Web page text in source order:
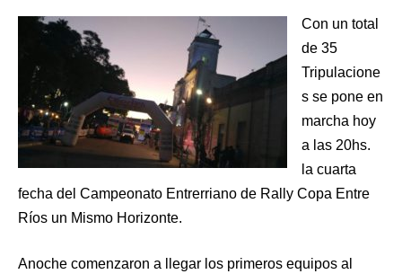
Con un total
de 35
Tripulacione
s se pone en
marcha hoy
a las 20hs.
la cuarta
fecha del Campeonato Entrerriano de Rally Copa Entre
Ríos un Mismo Horizonte.
Anoche comenzaron a llegar los primeros equipos al